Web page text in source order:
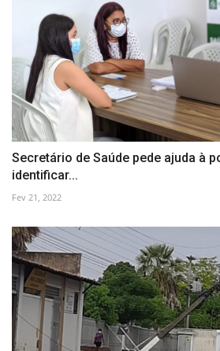
Secretário de Saúde pede ajuda à
identificar...
Fev 21, 2022